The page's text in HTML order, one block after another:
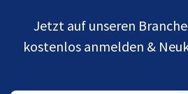
Jetzt auf unseren
kostenlos anmelden &